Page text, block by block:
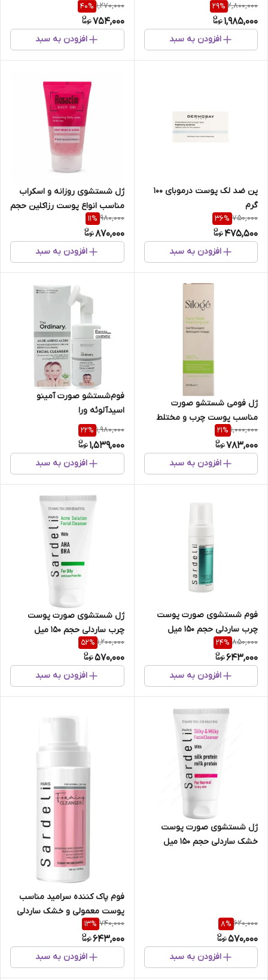
2,800,000
29%
1,985,000
افزودن به سبد
1,270,000
40%
754,000
افزودن به سبد
پن ضد لک پوست درموبای 100
گرم
750,000
36%
475,500
افزودن به سبد
ژل شستشوی روزانه و اسکراب
مناسب انواع پوست رزاکلین حجم
۱۵۰ میل
980,000
11%
870,000
افزودن به سبد
ژل فومی شستشو صورت
مناسب پوست چرب و مختلط
سیلوژه حجم 200 میل
1,000,000
21%
783,000
افزودن به سبد
فوم‌شستشو صورت آمینو
اسید‌آلوئه ورا
وستا دارو
1,980,000
22%
1,539,000
افزودن به سبد
فوم شستشوی صورت پوست
چرب ساردلی حجم 150 میل
850,000
24%
643,000
افزودن به سبد
ژل شستشوی صورت پوست
چرب ساردلی حجم 150 میل
1,200,000
52%
570,000
افزودن به سبد
ژل شستشوی صورت پوست
خشک ساردلی حجم 150 میل
620,000
8%
570,000
افزودن به سبد
فوم پاک کننده سرامید مناسب
پوست معمولی و خشک ساردلی
حجم 150 میل
740,000
13%
643,000
افزودن به سبد